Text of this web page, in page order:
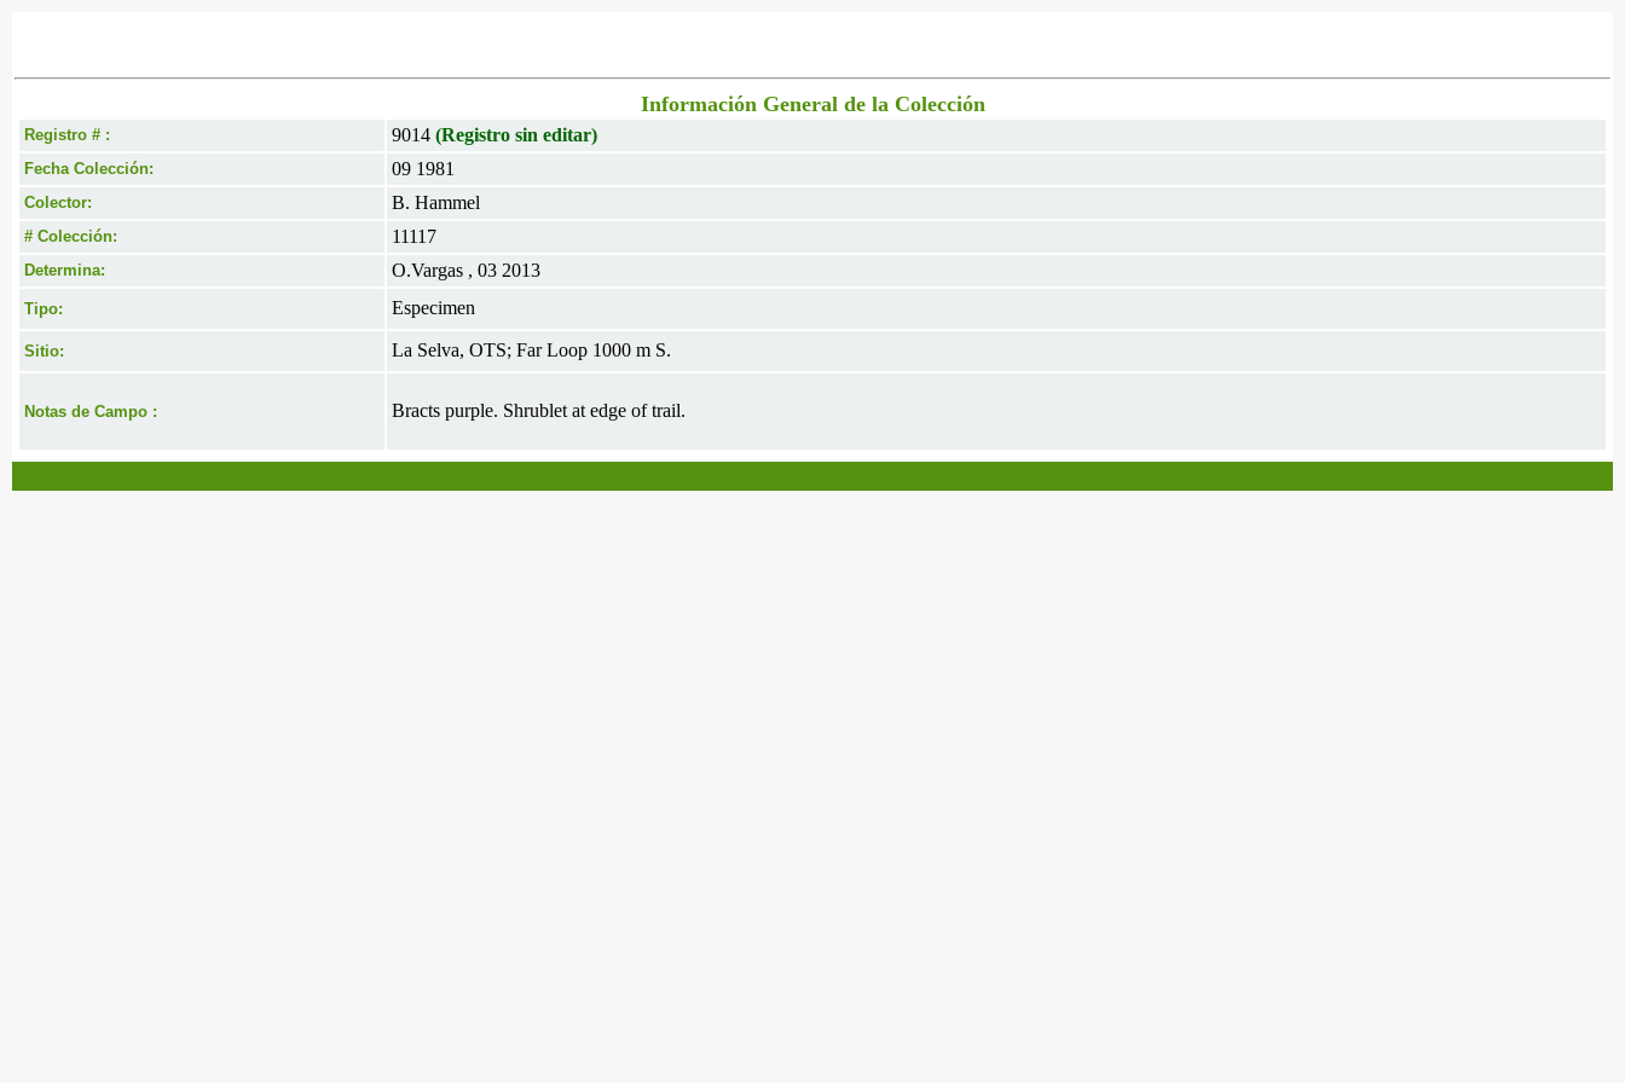
Información General de la Colección
Registro # : 9014 (Registro sin editar)
Fecha Colección: 09 1981
Colector: B. Hammel
# Colección: 11117
Determina: O.Vargas , 03 2013
Tipo: Especimen
Sitio: La Selva, OTS; Far Loop 1000 m S.
Notas de Campo : Bracts purple. Shrublet at edge of trail.